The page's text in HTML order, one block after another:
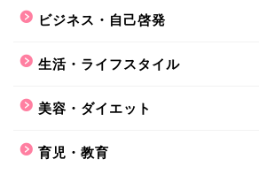
ビジネス・自己啓発
生活・ライフスタイル
美容・ダイエット
育児・教育